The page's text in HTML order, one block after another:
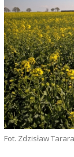
Fot. Zdzisław